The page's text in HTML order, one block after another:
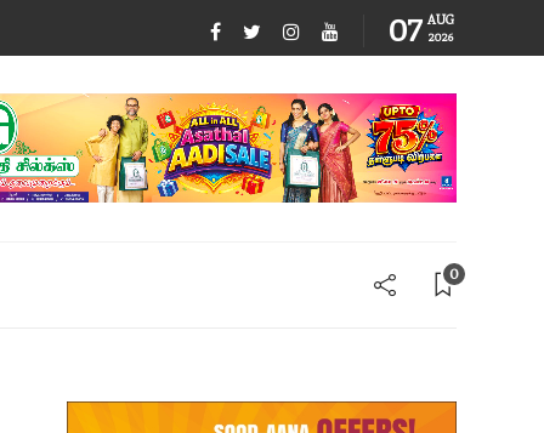
07 AUG
2026
0